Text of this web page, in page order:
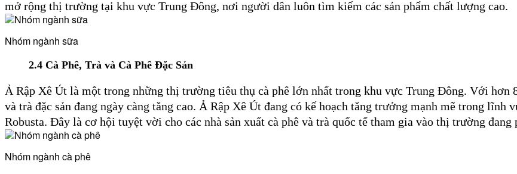
mở rộng thị trường tại khu vực Trung Đông, nơi người dân luôn tìm kiếm các sản phẩm chất lượng cao.
Nhóm ngành sữa
2.4 Cà Phê, Trà và Cà Phê Đặc Sản
Ả Rập Xê Út là một trong những thị trường tiêu thụ cà phê lớn nhất trong khu vực Trung Đông. Với hơn
và trà đặc sản đang ngày càng tăng cao. Ả Rập Xê Út đang có kế hoạch tăng trưởng mạnh mẽ trong lĩnh
Robusta. Đây là cơ hội tuyệt vời cho các nhà sản xuất cà phê và trà quốc tế tham gia vào thị trường đang
Nhóm ngành cà phê